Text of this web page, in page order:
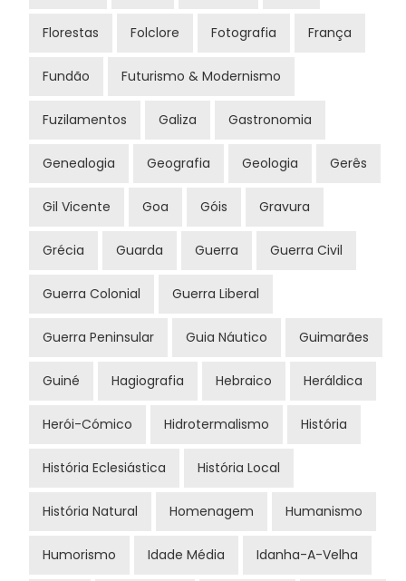
Florestas Folclore Fotografia França
Fundão Futurismo & Modernismo
Fuzilamentos Galiza Gastronomia
Genealogia Geografia Geologia Gerês
Gil Vicente Goa Góis Gravura
Grécia Guarda Guerra Guerra Civil
Guerra Colonial Guerra Liberal
Guerra Peninsular Guia Náutico Guimarães
Guiné Hagiografia Hebraico Heráldica
Herói-Cómico Hidrotermalismo História
História Eclesiástica História Local
História Natural Homenagem Humanismo
Humorismo Idade Média Idanha-A-Velha